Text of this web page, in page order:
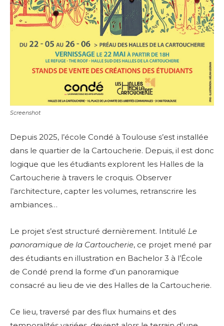
Screenshot
Depuis 2025, l’école Condé à Toulouse s’est installée
dans le quartier de la Cartoucherie. Depuis, il est donc
logique que les étudiants explorent les Halles de la
Cartoucherie à travers le croquis. Observer
l’architecture, capter les volumes, retranscrire les
ambiances…
Le projet s’est structuré dernièrement. Intitulé Le
panoramique de la Cartoucherie, ce projet mené par
des étudiants en illustration en Bachelor 3 à l’École
de Condé prend la forme d’un panoramique
consacré au lieu de vie des Halles de la Cartoucherie.
Ce lieu, traversé par des flux humains et des